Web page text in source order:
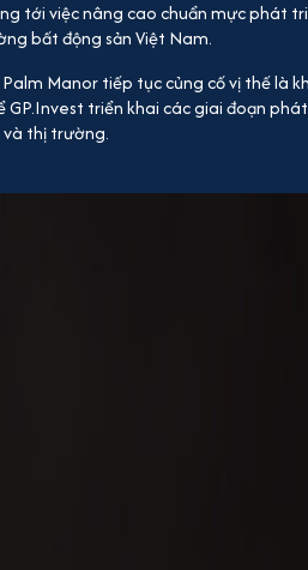
tới việc nâng cao chuẩn mực phát
bất động sản Việt Nam.
Manor tiếp tục củng cố vị thế là
GP.Invest triển khai các giai đoạn
thị trường.